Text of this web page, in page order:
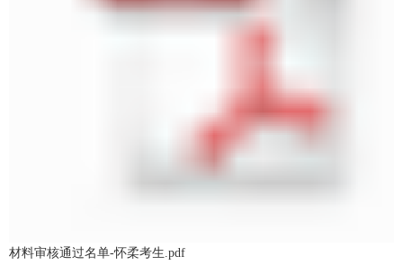
材料审核通过名单-怀柔考生.pdf